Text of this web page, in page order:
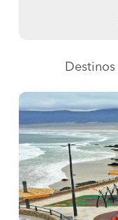
Destinos